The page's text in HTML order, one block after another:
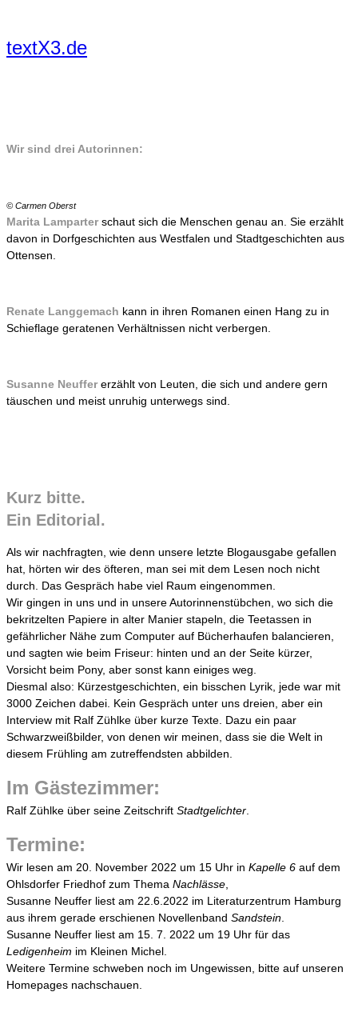
springen
textX3.de
Wir sind drei Autorinnen:
© Carmen Oberst
Marita Lamparter schaut sich die Menschen genau an. Sie erzählt
davon in Dorfgeschichten aus Westfalen und Stadtgeschichten aus
Ottensen.
Renate Langgemach kann in ihren Romanen einen Hang zu in
Schieflage geratenen Verhältnissen nicht verbergen.
Susanne Neuffer erzählt von Leuten, die sich und andere gern
täuschen und meist unruhig unterwegs sind.
Kurz bitte.
Ein Editorial.
Als wir nachfragten, wie denn unsere letzte Blogausgabe gefallen
hat, hörten wir des öfteren, man sei mit dem Lesen noch nicht
durch. Das Gespräch habe viel Raum eingenommen.
Wir gingen in uns und in unsere Autorinnenstübchen, wo sich die
bekritzelten Papiere in alter Manier stapeln, die Teetassen in
gefährlicher Nähe zum Computer auf Bücherhaufen balancieren,
und sagten wie beim Friseur: hinten und an der Seite kürzer,
Vorsicht beim Pony, aber sonst kann einiges weg.
Diesmal also: Kürzestgeschichten, ein bisschen Lyrik, jede war mit
3000 Zeichen dabei. Kein Gespräch unter uns dreien, aber ein
Interview mit Ralf Zühlke über kurze Texte. Dazu ein paar
Schwarzweißbilder, von denen wir meinen, dass sie die Welt in
diesem Frühling am zutreffendsten abbilden.
Im Gästezimmer:
Ralf Zühlke über seine Zeitschrift Stadtgelichter
Termine:
Wir lesen am 20. November 2022 um 15 Uhr in Kapelle 6 auf dem
Ohlsdorfer Friedhof zum Thema Nachlässe
Susanne Neuffer liest am 22.6.2022 im Literaturzentrum Hamburg
aus ihrem gerade erschienen Novellenband Sandstein
Susanne Neuffer liest am 15. 7. 2022 um 19 Uhr für das
Ledigenheim im Kleinen Michel.
Weitere Termine schweben noch im Ungewissen, bitte auf unseren
Homepages nachschauen.